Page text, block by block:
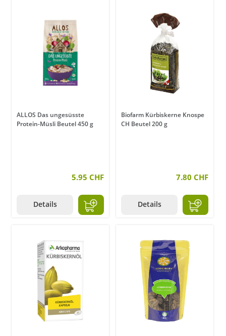
ALLOS Das ungesüsste
Protein-Müsli Beutel 450 g
5.95 CHF
Details
Biofarm Kürbiskerne Knospe
CH Beutel 200 g
7.80 CHF
Details